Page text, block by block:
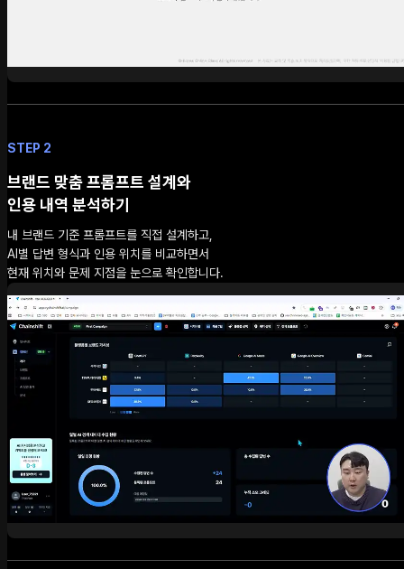
STEP 2
브랜드 맞춤 프롬프트 설계와
인용 내역 분석하기
내 브랜드 기준 프롬프트를 직접 설계하고,
AI별 답변 형식과 인용 위치를 비교하면서
현재 위치와 문제 지점을 눈으로 확인합니다.